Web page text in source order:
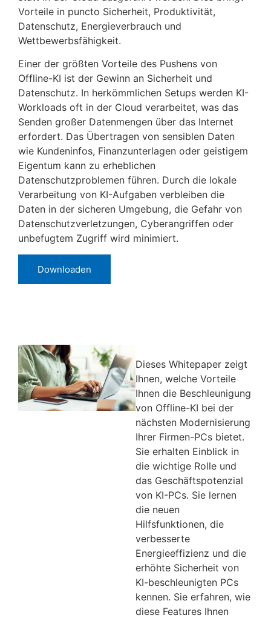
Vorteile in puncto Sicherheit, Produktivität,
Datenschutz, Energieverbrauch und
Wettbewerbsfähigkeit.
Einer der größten Vorteile des Pushens von
Offline-KI ist der Gewinn an Sicherheit und
Datenschutz. In herkömmlichen Setups werden KI-
Workloads oft in der Cloud verarbeitet, was das
Senden großer Datenmengen über das Internet
erfordert. Das Übertragen von sensiblen Daten
wie Kundeninfos, Finanzunterlagen oder geistigem
Eigentum kann zu erheblichen
Datenschutzproblemen führen. Durch die lokale
Verarbeitung von KI-Aufgaben verbleiben die
Daten in der sicheren Umgebung, die Gefahr von
Datenschutzverletzungen, Cyberangriffen oder
unbefugtem Zugriff wird minimiert.
Downloaden
Dieses Whitepaper zeigt
Ihnen, welche Vorteile
Ihnen die Beschleunigung
von Offline-KI bei der
nächsten Modernisierung
Ihrer Firmen-PCs bietet.
Sie erhalten Einblick in
die wichtige Rolle und
das Geschäftspotenzial
von KI-PCs. Sie lernen
die neuen
Hilfsfunktionen, die
verbesserte
Energieeffizienz und die
erhöhte Sicherheit von
KI-beschleunigten PCs
kennen. Sie erfahren, wie
diese Features Ihnen